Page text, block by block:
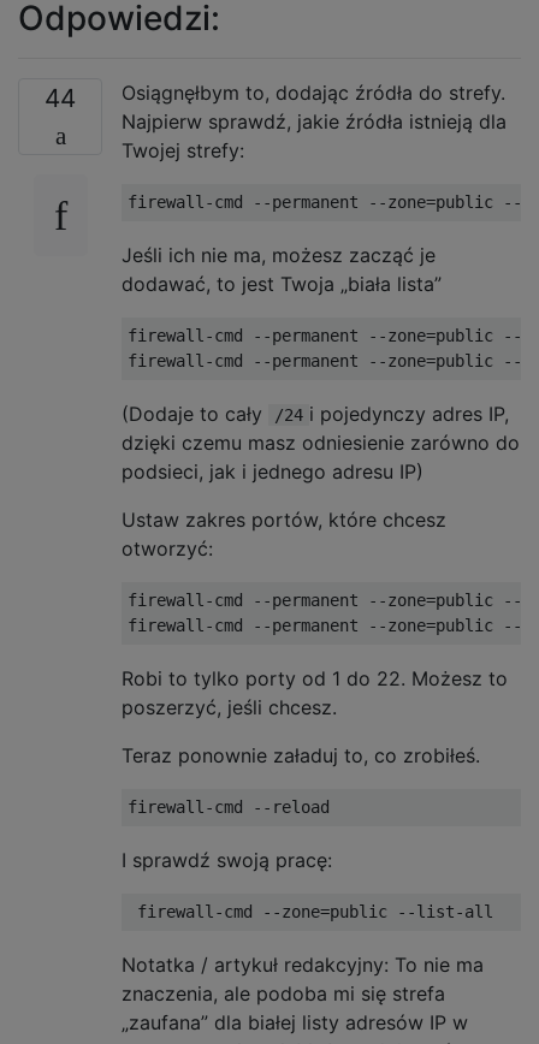
Odpowiedzi:
44
Osiągnęłbym to, dodając źródła do strefy.
Najpierw sprawdź, jakie źródła istnieją dla
Twojej strefy:
Jeśli ich nie ma, możesz zacząć je
dodawać, to jest Twoja „biała lista”
firewall-cmd --permanent --zone=public --
(Dodaje to cały /24 i pojedynczy adres IP,
dzięki czemu masz odniesienie zarówno do
podsieci, jak i jednego adresu IP)
Ustaw zakres portów, które chcesz
otworzyć:
firewall-cmd --permanent --zone=public --
Robi to tylko porty od 1 do 22. Możesz to
poszerzyć, jeśli chcesz.
Teraz ponownie załaduj to, co zrobiłeś.
I sprawdź swoją pracę:
Notatka / artykuł redakcyjny: To nie ma
znaczenia, ale podoba mi się strefa
„zaufana” dla białej listy adresów IP w